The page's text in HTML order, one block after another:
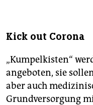
Kick out Corona
„Kumpelkisten“
angeboten, sie
aber auch
Grundversorgung